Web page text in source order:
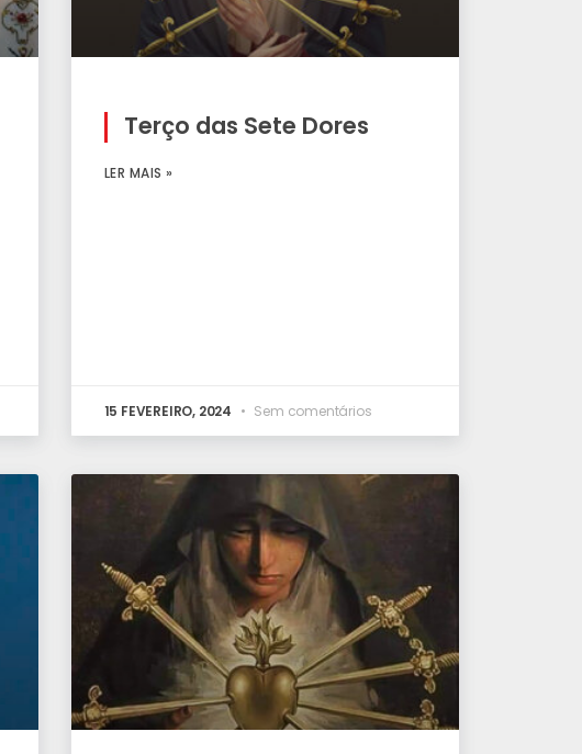
Terço das Sete Dores
LER MAIS »
15 FEVEREIRO, 2024 Sem comentários